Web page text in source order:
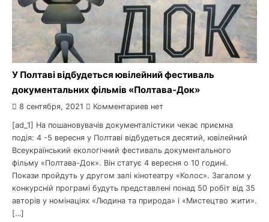
У Полтаві відбудеться ювілейний фестиваль
документальних фільмів «Полтава-Док»
8 сентября, 2021 Комментариев нет
[ad_1] На пошановувачів документалістики чекає приємна
подія: 4 -5 вересня у Полтаві відбудеться десятий, ювілейний
Всеукраїнський екологічний фестиваль документального
фільму «Полтава-Док». Він статує 4 вересня о 10 годині.
Покази пройдуть у другом залі кінотеатру «Колос». Загалом у
конкурсній програмі будуть представлені понад 50 робіт від 35
авторів у номінаціях «Людина та природа» і «Мистецтво жити».
[…]